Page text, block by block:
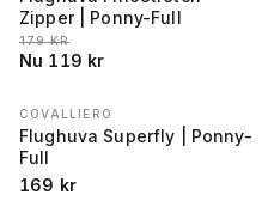
Zipper | Ponny-Full
LÄGSTA PRIS 30 DAGAR FÖRE REA
179KR
Nu 119 kr
COVALLIERO
Flughuva Superfly | Ponny-
Full
169 kr